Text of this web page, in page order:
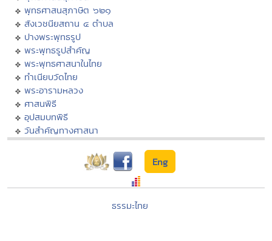
พุทธศาสนสุภาษิต ๖๒๑
สังเวชนียสถาน ๔ ตำบล
ปางพระพุทธรูป
พระพุทธรูปสำคัญ
พระพุทธศาสนาในไทย
ทำเนียบวัดไทย
พระอารามหลวง
ศาสนพิธี
อุปสมบทพิธี
วันสำคัญทางศาสนา
Eng
ธรรมะไทย